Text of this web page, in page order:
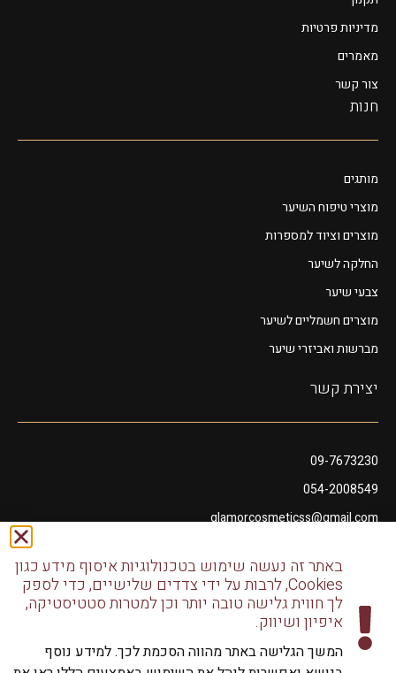
מדיניות פרטיות
מאמרים
צור קשר
חנות
מותגים
מוצרי טיפוח השיער
מוצרים וציוד למספרות
החלקה לשיער
צבעי שיער
מוצרים חשמליים לשיער
מברשות ואביזרי שיער
יצירת קשר
09-7673230
054-2008549
glamorcosmeticss@gmail.com
דודו דותן 10, נתניהבאתר זה נעשה שימוש בטכנולוגיות איסוף מידע כגון
Cookies, לרבות על ידי צדדים שלישיים, כדי לספק
לך חווית גלישה טובה יותר וכן למטרות סטטיסטיקה,
איפיון ושיווק.
המשך הגלישה באתר מהווה הסכמת לכך. למידע נוסף